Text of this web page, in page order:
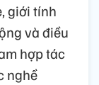
giới tính
và điều
hợp tác
nghề